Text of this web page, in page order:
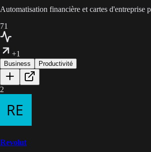
Automatisation financière et cartes d'entreprise
71
+1
Business Productivité
2
Revolut